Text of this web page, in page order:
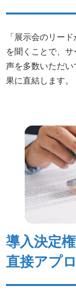
「展示会のリー
を聞くことで、
声を多数いただ
果に直結します。
導入決定
直接アプ